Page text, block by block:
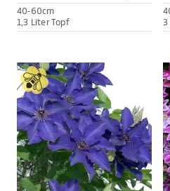
40-60cm
1,3 Liter Topf
3